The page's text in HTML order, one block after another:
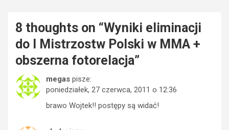
8 thoughts on “Wyniki eliminacji
do I Mistrzostw Polski w MMA +
obszerna fotorelacja”
megas pisze:
poniedziałek, 27 czerwca, 2011 o 12:36
brawo Wojtek!! postępy są widać!